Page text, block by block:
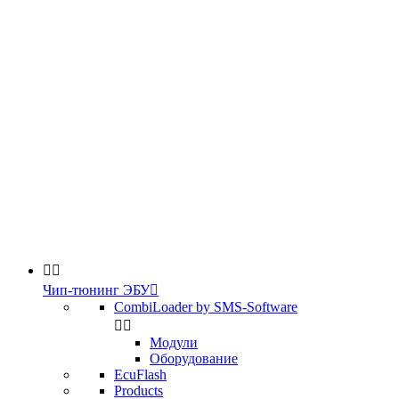
 
Чип-тюнинг ЭБУ
CombiLoader by SMS-Software
 
Модули
Оборудование
EcuFlash
Products